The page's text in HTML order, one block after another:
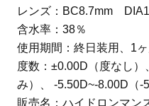
レンズ：BC8.7mm
含水率：38％
使用期間：終日装用、1
度数：±0.00D（度なし）
み）、 -5.50D~-8.00D（-
販売名：ハイドロンマン